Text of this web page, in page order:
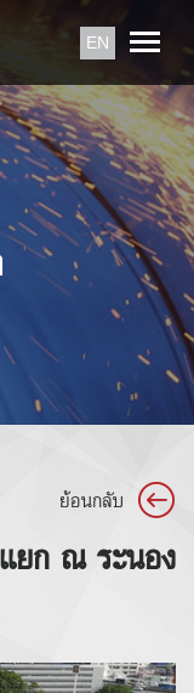
EN
ยก ณ ระนอง
ย้อนกลับ